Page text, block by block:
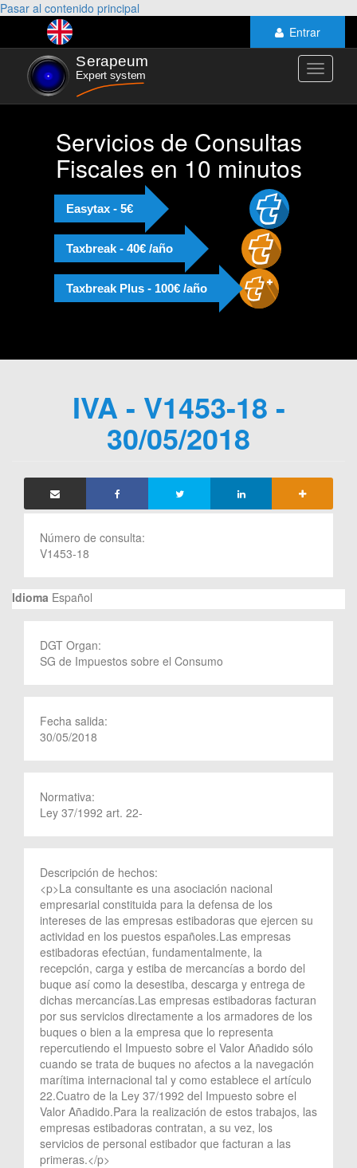
Pasar al contenido principal
Entrar
Toggle
Servicios de Consultas
Fiscales en 10 minutos
Easytax - 5€
Taxbreak - 40€ /año
Taxbreak Plus - 100€ /año
IVA - V1453-18 -
30/05/2018
Número de consulta:
V1453-18
Idioma Español
DGT Organ:
SG de Impuestos sobre el Consumo
Fecha salida:
30/05/2018
Normativa:
Ley 37/1992 art. 22-
Descripción de hechos:
<p>La consultante es una asociación nacional
empresarial constituida para la defensa de los
intereses de las empresas estibadoras que ejercen su
actividad en los puestos españoles.Las empresas
estibadoras efectúan, fundamentalmente, la
recepción, carga y estiba de mercancías a bordo del
buque así como la desestiba, descarga y entrega de
dichas mercancías.Las empresas estibadoras facturan
por sus servicios directamente a los armadores de los
buques o bien a la empresa que lo representa
repercutiendo el Impuesto sobre el Valor Añadido sólo
cuando se trata de buques no afectos a la navegación
marítima internacional tal y como establece el artículo
22.Cuatro de la Ley 37/1992 del Impuesto sobre el
Valor Añadido.Para la realización de estos trabajos, las
empresas estibadoras contratan, a su vez, los
servicios de personal estibador que facturan a las
primeras.</p>